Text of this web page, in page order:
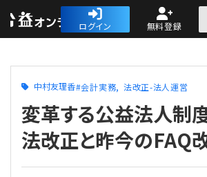
ログイン 無料登録
人気記事
中村友理香 会計実務 法改正-法人運営
変革する公益法人制
法改正と昨今のFAQ